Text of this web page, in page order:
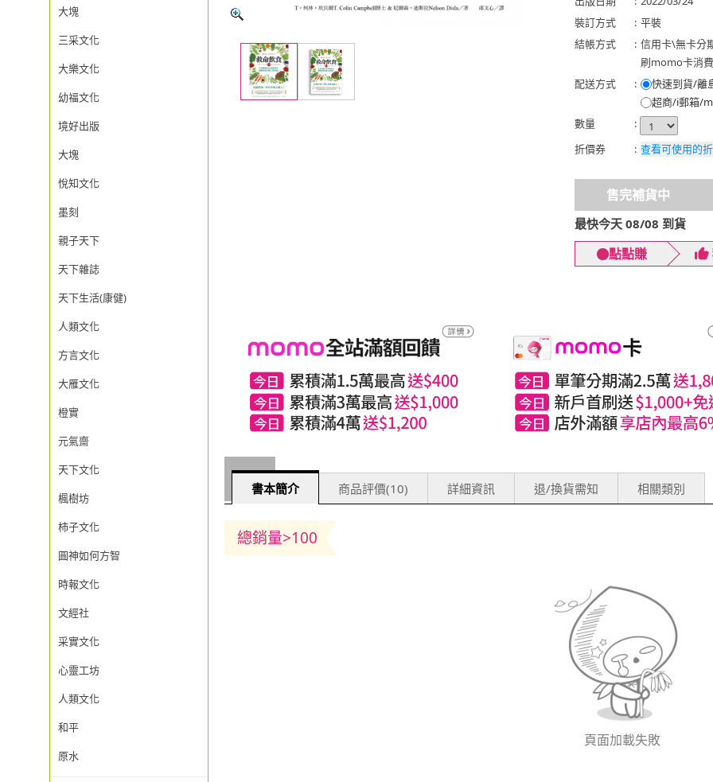
大塊
三采文化
大樂文化
幼福文化
境好出版
大塊
悅知文化
墨刻
親子天下
天下雜誌
天下生活(康健)
人類文化
方言文化
大雁文化
橙實
元氣齋
天下文化
楓樹坊
柿子文化
圓神如何方智
時報文化
文經社
采實文化
心靈工坊
人類文化
和平
原水
裝訂方式
: 平裝
結帳方式
: 信用卡\無卡分
刷momo卡消
配送方式
: 快速到貨/離
超商/i郵箱/
數量
:
折價券
: 查看可使用的
售完補貨中
最快今天 08/08 到貨
點點賺
書本簡介 商品評價(10) 詳細資訊 退/換貨需知 相關類別
總銷量>100
頁面加載失敗